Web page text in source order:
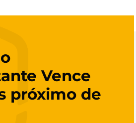
Vence
próximo de